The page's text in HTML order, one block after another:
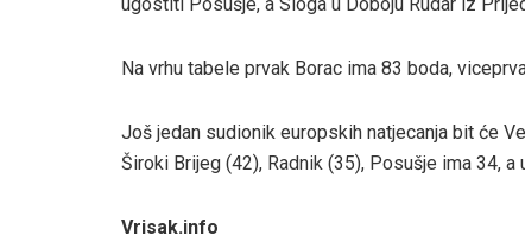
Na vrhu tabele prvak Borac ima 83 boda,
Još jedan sudionik europskih natjecanja bit će
Široki Brijeg (42), Radnik (35), Posušje ima 34,
Vrisak.info